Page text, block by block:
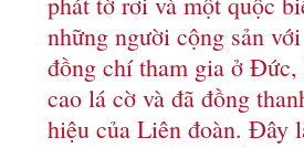
những người cộng sản
đồng chí tham gia ở Đức,
cao lá cờ và đã đồng
hiệu của Liên đoàn. Đây